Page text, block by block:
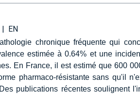
EN
chronique fréquente qui
estimée à 0.64% et une
En France, il est estimé que 600
pharmaco-résistante sans qu'il
publications récentes soulignent